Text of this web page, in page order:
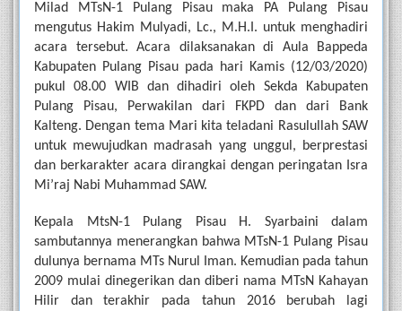
Milad MTsN-1 Pulang Pisau maka PA Pulang Pisau
mengutus Hakim Mulyadi, Lc., M.H.I. untuk menghadiri
acara tersebut. Acara dilaksanakan di Aula Bappeda
Kabupaten Pulang Pisau pada hari Kamis (12/03/2020)
pukul 08.00 WIB dan dihadiri oleh Sekda Kabupaten
Pulang Pisau, Perwakilan dari FKPD dan dari Bank
Kalteng. Dengan tema Mari kita teladani Rasulullah SAW
untuk mewujudkan madrasah yang unggul, berprestasi
dan berkarakter acara dirangkai dengan peringatan Isra
Mi’raj Nabi Muhammad SAW.
Kepala MtsN-1 Pulang Pisau H. Syarbaini dalam
sambutannya menerangkan bahwa MTsN-1 Pulang Pisau
dulunya bernama MTs Nurul Iman. Kemudian pada tahun
2009 mulai dinegerikan dan diberi nama MTsN Kahayan
Hilir dan terakhir pada tahun 2016 berubah lagi